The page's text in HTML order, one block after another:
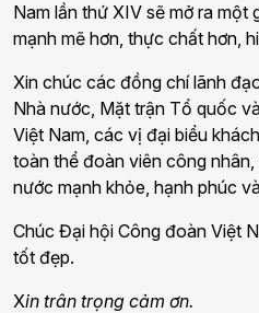
Nam lần thứ XIV sẽ mở ra một
mạnh mẽ hơn, thực chất hơn,
Xin chúc các đồng chí lãnh
Nhà nước, Mặt trận Tổ quốc
Việt Nam, các vị đại biểu
toàn thể đoàn viên công
nước mạnh khỏe, hạnh phúc
Chúc Đại hội Công đoàn Việt
tốt đẹp.
Xin trân trọng cảm ơn.